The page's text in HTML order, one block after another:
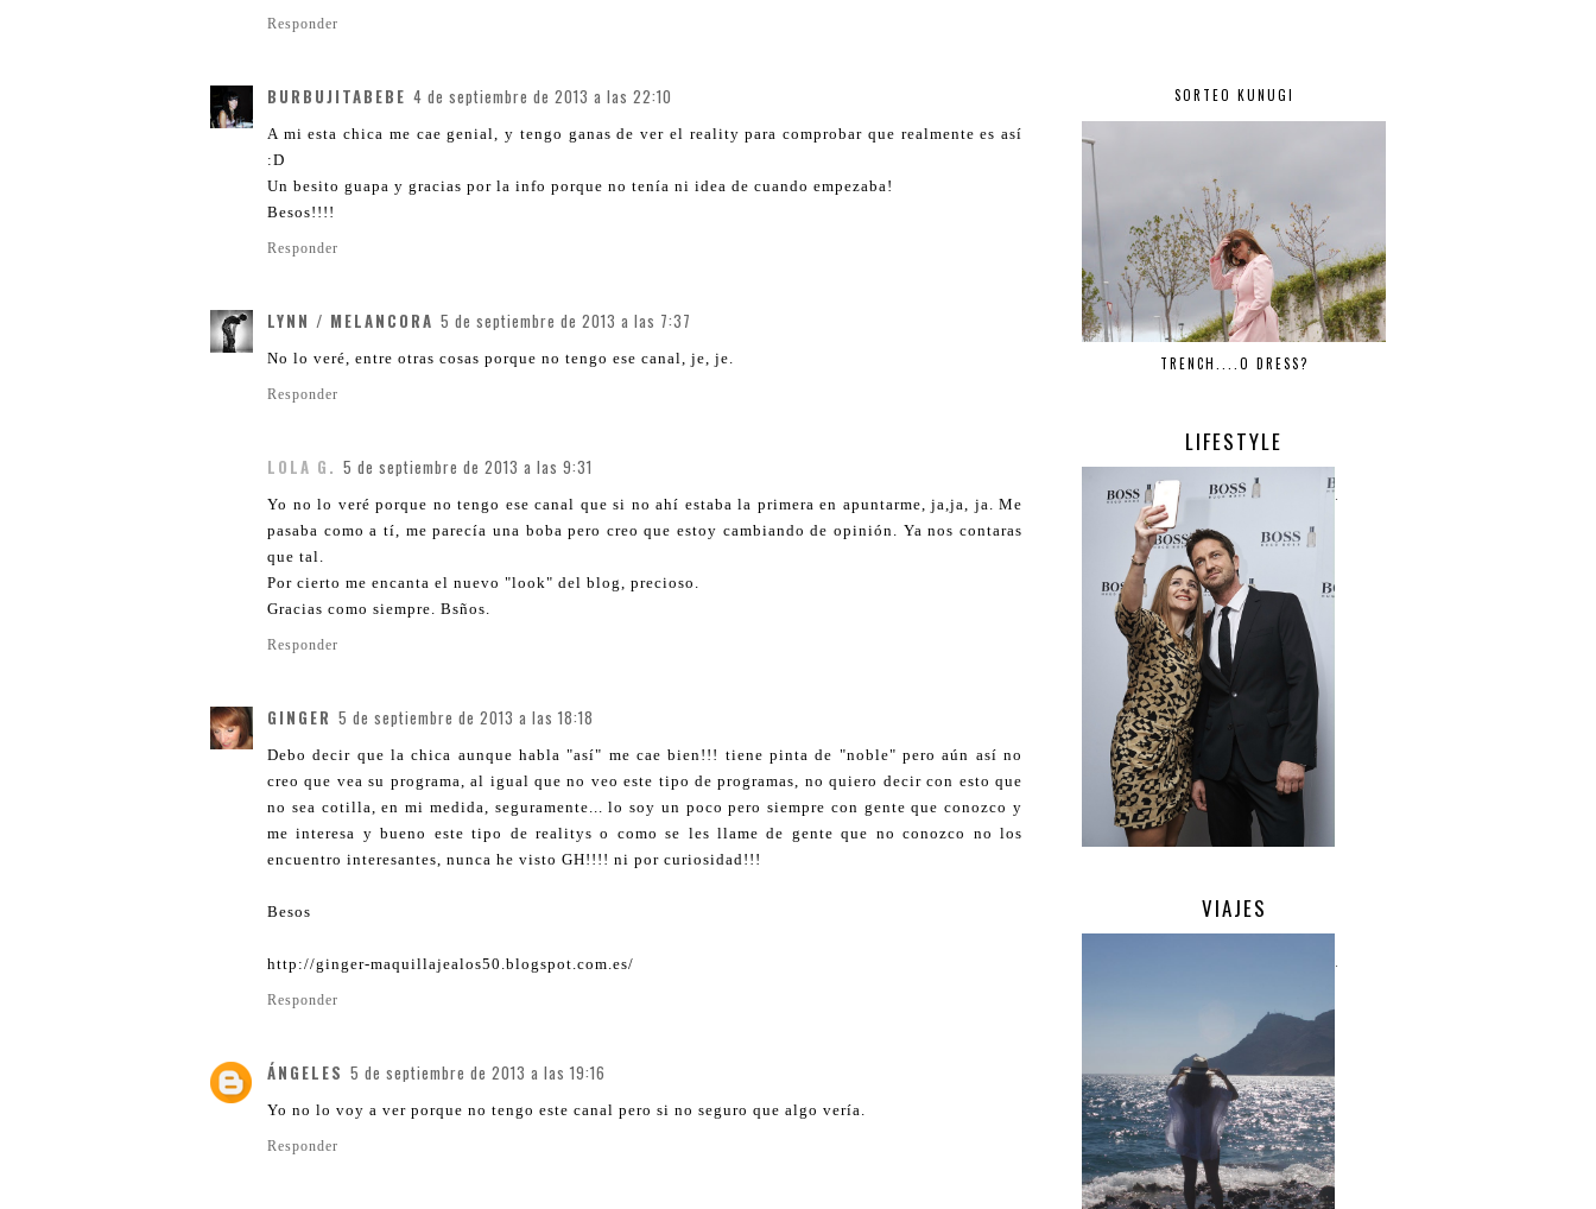
Responder
BURBUJITABEBE 4 de septiembre de 2013 a las 22:10
A mi esta chica me cae genial, y tengo ganas de ver el reality para comprobar que realmente es así
:D
Un besito guapa y gracias por la info porque no tenía ni idea de cuando empezaba!
Besos!!!!
Responder
LYNN / MELANCORA 5 de septiembre de 2013 a las 7:37
No lo veré, entre otras cosas porque no tengo ese canal, je, je.
Responder
LOLA G. 5 de septiembre de 2013 a las 9:31
Yo no lo veré porque no tengo ese canal que si no ahí estaba la primera en apuntarme, ja,ja, ja. Me
pasaba como a tí, me parecía una boba pero creo que estoy cambiando de opinión. Ya nos contaras
que tal.
Por cierto me encanta el nuevo "look" del blog, precioso.
Gracias como siempre. Bsños.
Responder
GINGER 5 de septiembre de 2013 a las 18:18
Debo decir que la chica aunque habla "así" me cae bien!!! tiene pinta de "noble" pero aún así no
creo que vea su programa, al igual que no veo este tipo de programas, no quiero decir con esto que
no sea cotilla, en mi medida, seguramente... lo soy un poco pero siempre con gente que conozco y
me interesa y bueno este tipo de realitys o como se les llame de gente que no conozco no los
encuentro interesantes, nunca he visto GH!!!! ni por curiosidad!!!
Besos
http://ginger-maquillajealos50.blogspot.com.es/
Responder
ÁNGELES 5 de septiembre de 2013 a las 19:16
Yo no lo voy a ver porque no tengo este canal pero si no seguro que algo vería.
Responder
SORTEO KUNUGI
TRENCH....O DRESS?
LIFESTYLE
.
VIAJES
.